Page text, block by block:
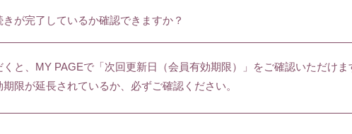
が完了しているか確認できますか？
くと、MY PAGEで「次回更新日（会員有効期限）」をご確認いただけま
限が延長されているか、必ずご確認ください。